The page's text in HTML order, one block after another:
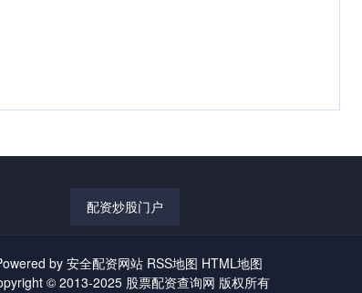
配资炒股门户
by安全配资网站 RSS地图 HTML地图
© 2013-2025 股票配资查询网 版权所有